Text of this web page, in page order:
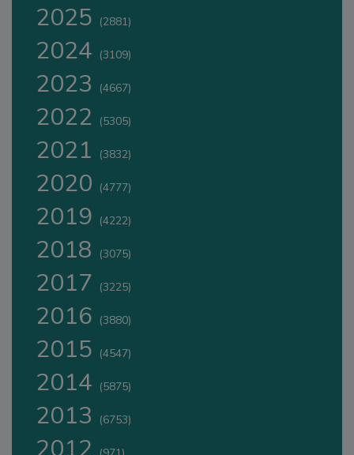
2025 (2881)
2024 (3109)
2023 (4667)
2022 (5305)
2021 (3832)
2020 (4777)
2019 (4222)
2018 (3075)
2017 (3225)
2016 (3880)
2015 (4547)
2014 (5875)
2013 (6753)